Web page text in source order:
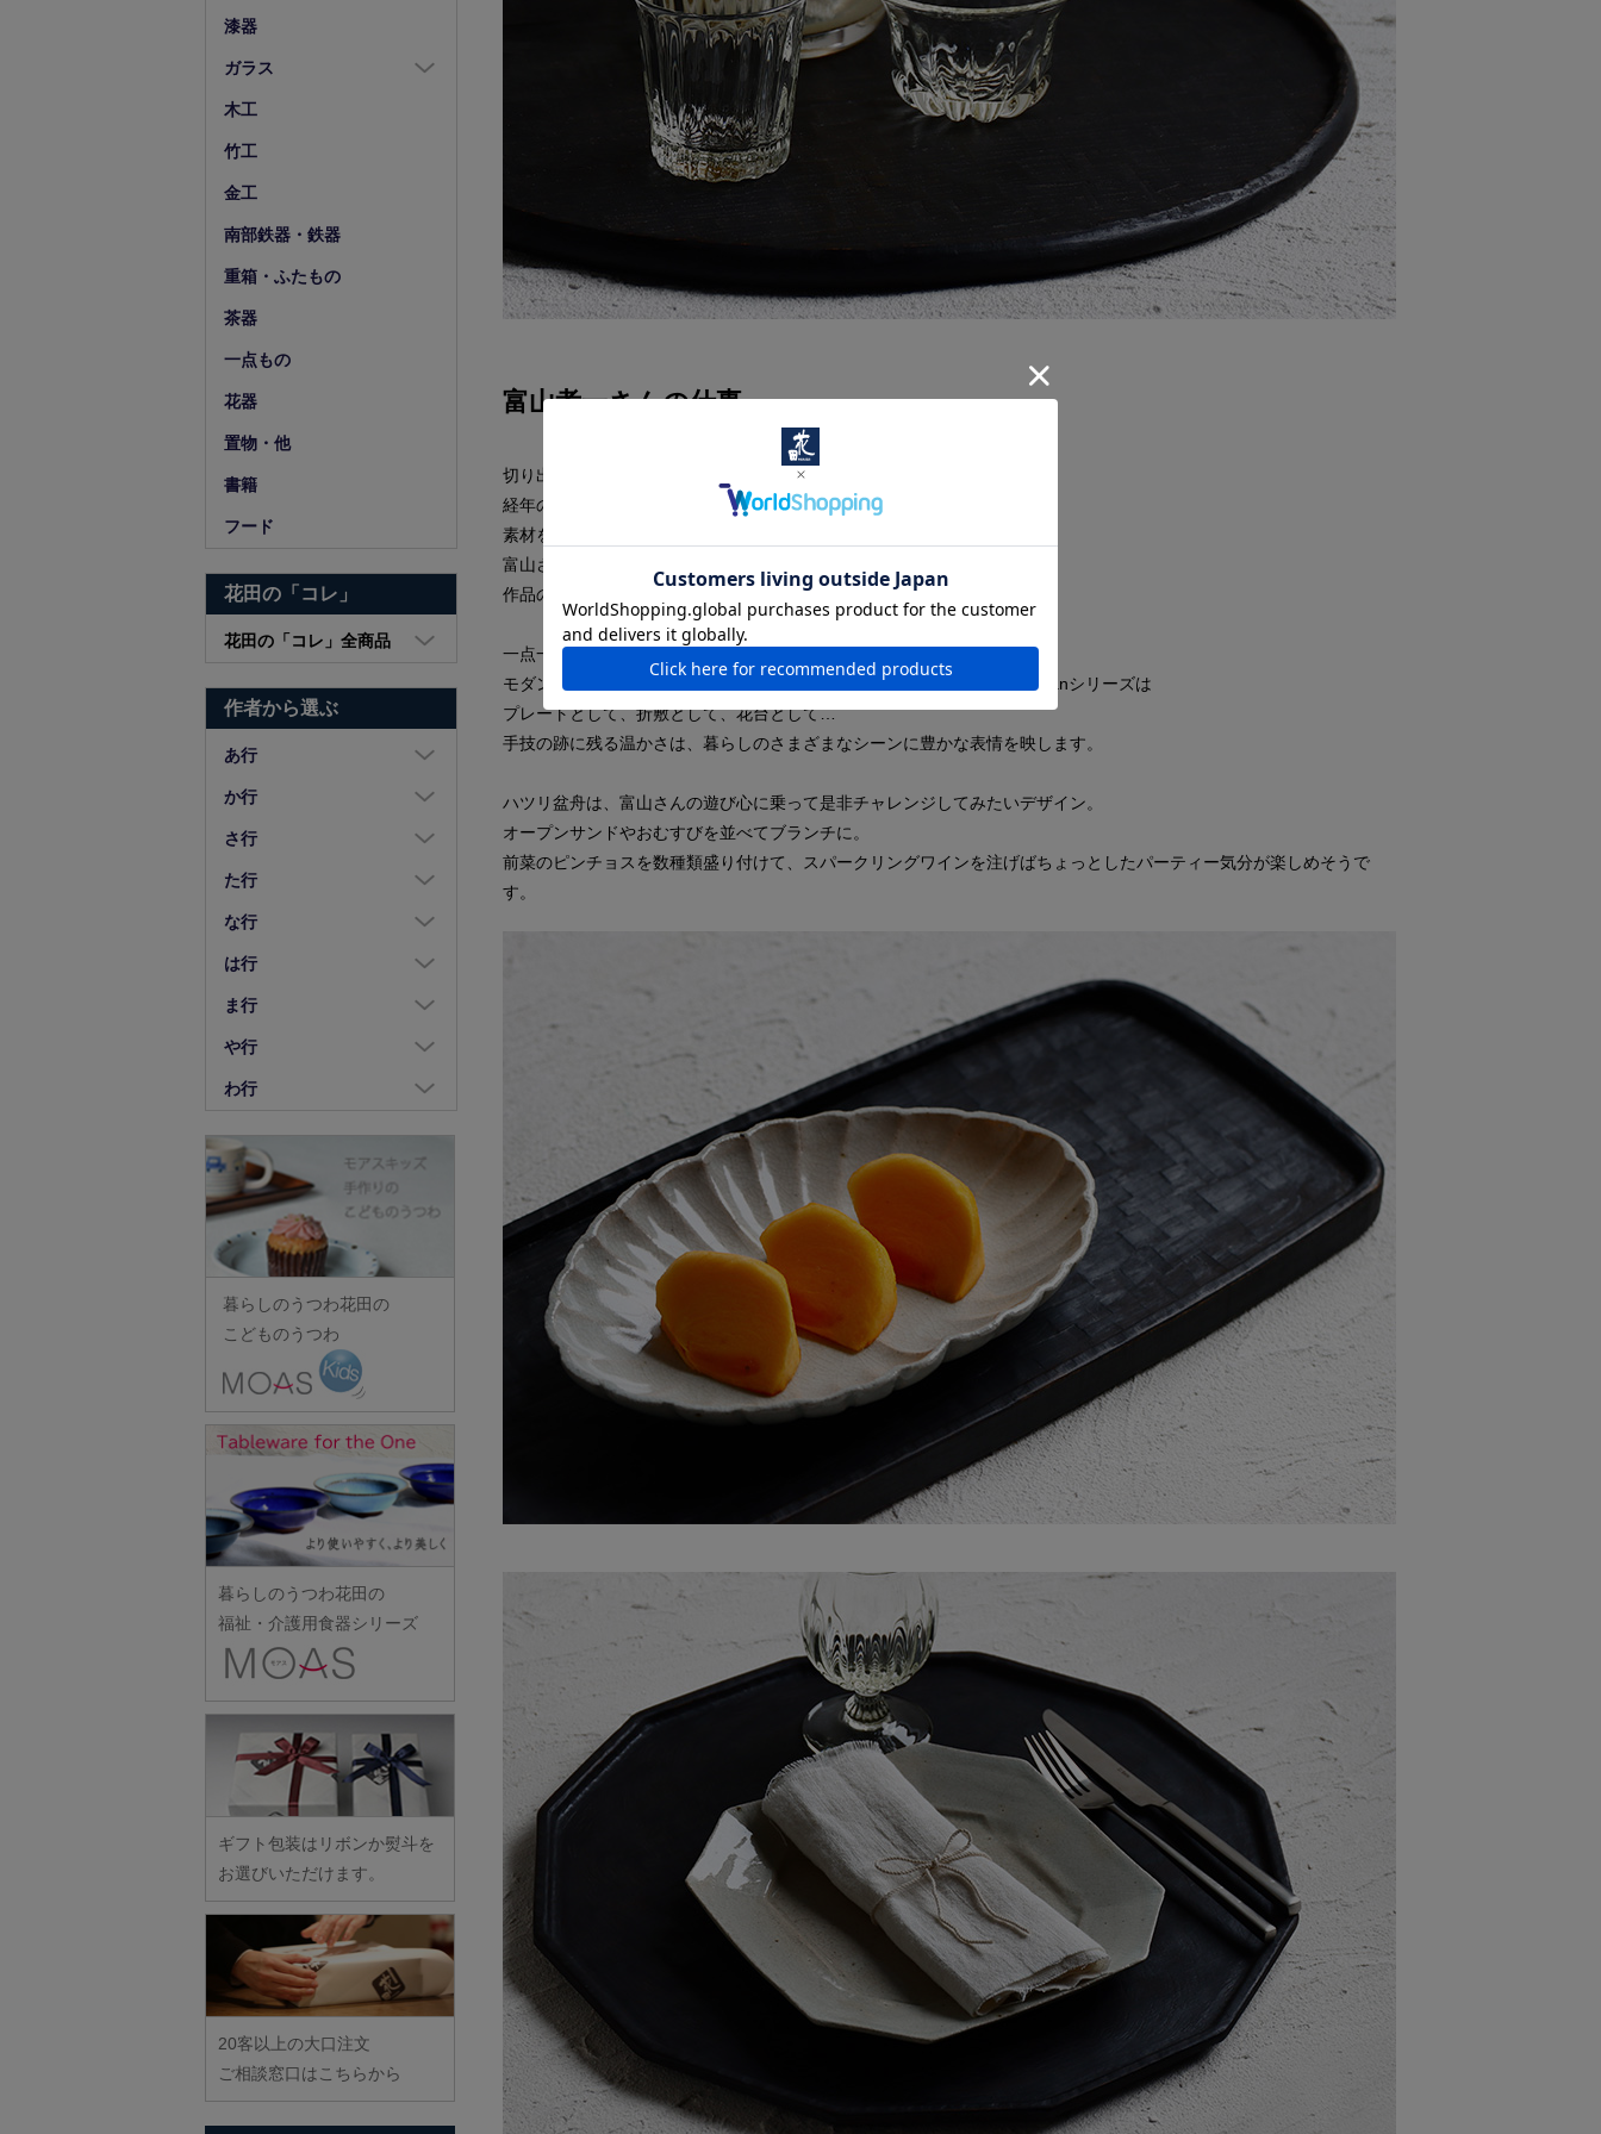
富山孝一さんの仕事
切り出した木の肌合いを、独自の感性と技術で
経年の表情を作り出す富山孝一さん。
素材を木材だけに留めずキャンバスに着目するなど、
富山さんの柔軟な思考は新たな素材との出会いを作り、
作品の舞台をより奥行きある世界へと導きます。
一点一点ハツリの表情が異なる富山さんの盆シリーズ。
モダンな十二角の形状に、エイジングの味わいある趣が魅力を添えるSobanシリーズは
プレートとして、折敷として、花台として…
手技の跡に残る温かさは、暮らしのさまざまなシーンに豊かな表情を映します。
ハツリ盆舟は、富山さんの遊び心に乗って是非チャレンジしてみたいデザイン。
オープンサンドやおむすびを並べてブランチに。
前菜のピンチョスを数種類盛り付けて、スパークリングワインを注げばちょっとしたパーティー気分が楽しめそうで
す。
箸置
漆器
ガラス
ガラス全商品
グラス
ガラス皿
木工
竹工
金工
南部鉄器・鉄器
重箱・ふたもの
茶器
一点もの
花器
置物・他
書籍
フード
花田の「コレ」
花田の「コレ」全商品
鉢・湯呑・カップ
汁椀・土鍋・折敷
小物・カトラリー
作者から選ぶ
あ行
浅野奈生
苧野直樹
安達和治
天野琴音
荒川真吾
荒賀文成
安齋新・厚子
iiDA Woodturning
伊賀焼土楽
池島直人
池島仁美
生島賢
生島明水
池田大介
石川漆宝堂
石田誠
和泉良法
市川知也
伊藤聡信
伊藤孝英
井銅心平
稲村真耶
井上真梨子
イレヤガラス
岩舘隆（浄法寺）
臼田けい子
鵜藤清
海野裕
浦陽子
遠藤マサヒロ
か行
蠣崎マコト
葛西国太郎
葛西義信
釜定
河上智美
川合孝知
川辺忠
川村宏樹
幹山繁太
季更器窯
岸野寛
北野敏一（犀ノ音窯）
清岡幸道
日下華子
九谷青窯
工藤和彦
クラタペッパー
小泉敦信
こいずみみゆき
枯白 乾喬彰
小寺暁洋
小西晃
小林巧征
小牧広平
小宮崇
近藤幸男
近藤亮介
さ行
坂本達哉
佐川岳彦
佐々木暢子
重田良古
島田まるみ
志村睦彦
城進
新城文香
菅原博之
鈴木亜以
鈴木重孝
鈴木努
鈴木涼子
スナオミガラス
須原健夫
た行
高島慎一
高木剛
高原真由美
竹俣勇壱
タジェール・デ・マエダ
田中あい
田中佐和子
谷永太郎
玉山保男
田村悠
崔在皓
土屋伸顕
滴生舎
土井康治朗
土井宏友
陶房独歩炎
東北巧芸舎
徳永遊心
戸田文浩
富山孝一
土本訓寛・土本久美子
な行
中荒江道子
中尾万作
中川紀夫
長ぶき窯
中町いずみ
中村一也
中村圭
中村幸一郎
d.Tam 中村孝子/桃子
中山孝志
名古路英介
ななかまど
西納三枝
西山芳浩
野口漆工房
野口悦士
は行
橋村大作
長谷川由香
畑中篤
花田
花田(山中・越前・その他の
漆器)
羽生直記
林拓児
原田譲
日高伸治
日高直子
ヒヅミ峠舎
樋山真弓
平岡正弘
平林秀幸
廣野俊彦
廣政毅
ふじい製作所
藤崎均
藤田永子
藤塚光男
古川桜
文吉窯
堀畑蘭
ま行
前田麻美
正木春蔵
松浦コータロー
松浦ナオコ
松葉勇輝
松本郁美
松本優樹
松本良夫
三浦侑子
水垣千悦
水野克俊
みずのみさ
光井威善
三留舞
宮岡麻衣子
宮崎孝彦
三輪周太郎
武曽健一
村田森
村田菜穂美
木工ヤマニ
森知恵子
森悠紀子
森下綾
や行
八木橋昇
山口硝子
山口利枝
山崎葉
山下工芸
山田洋次
山田隆太郎
山中恵介
山本隆博
山本哲也
山本恭代
山本亮平
Yu-ten
雪ノ浦裕一
吉岡将弐
吉田学
米満麻子
わ行
ワダコーヘー
渡辺信史
渡邊心平
暮らしのうつわ花田の
こどものうつわ
暮らしのうつわ花田の
福祉・介護用食器シリーズ
ギフト包装はリボンか熨斗を
お選びいただけます。
20客以上の大口注文
ご相談窓口はこちらから